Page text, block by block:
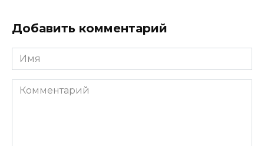
Добавить комментарий
Имя
Комментарий